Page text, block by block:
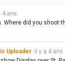
4 ans
Where did you shoot
Uploader il y a 4 ans